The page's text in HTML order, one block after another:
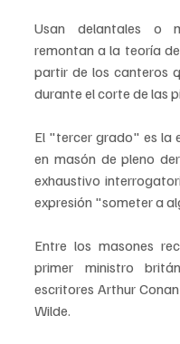
Usan delantales o
remontan a la teoría
partir de los canteros
durante el corte de las
El "tercer grado" es la
en masón de pleno
exhaustivo
expresión "someter a
Entre los masones
primer ministro
escritores Arthur
Wilde.